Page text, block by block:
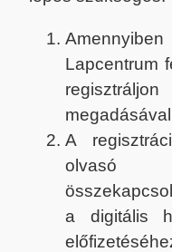
Lapcentrum
A
olvasó
a digitális